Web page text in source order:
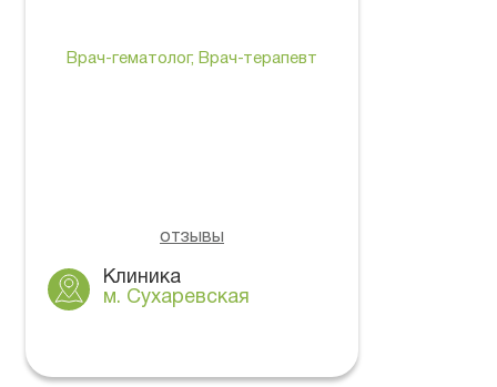
Врач-гематолог, Врач-терапевт
отзывы
Клиника
м. Сухаревская